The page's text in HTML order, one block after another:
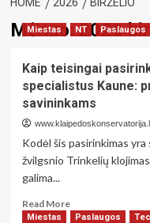
Mėnuo:2026
Miestas NT Paslaugos
Kaip teisingai
specialistus Kaune:
savininkams
Kodėl šis pasirinkimas
žvilgsnio Trinkelių
galima...
Read MoreRead
more
Miestas Paslaugos